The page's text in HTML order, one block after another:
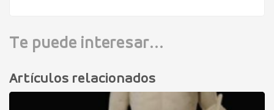
Te puede interesar...
Artículos relacionados